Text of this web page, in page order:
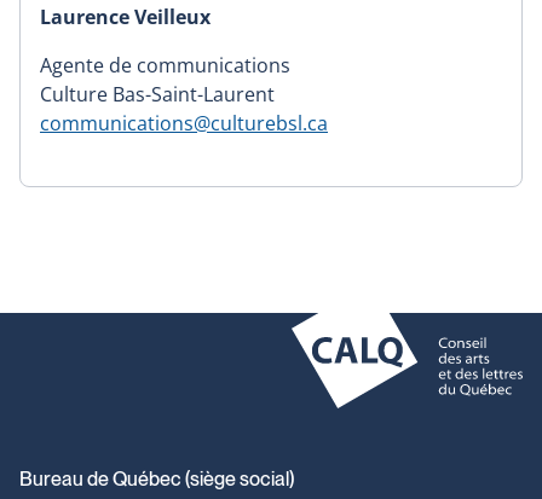
Laurence Veilleux
Agente de communications
Culture Bas-Saint-Laurent
communications@culturebsl.ca
Coordonnées
Bureau de Québec (siège social)